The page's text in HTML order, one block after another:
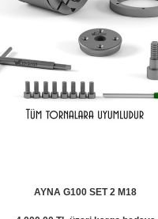
AYNA G100 SET 2 M18